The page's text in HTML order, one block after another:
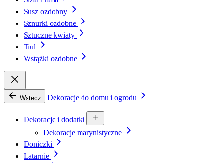
Susz ozdobny
Sznurki ozdobne
Sztuczne kwiaty
Tiul
Wstążki ozdobne
Wstecz Dekoracje do domu i ogrodu
Dekoracje i dodatki
Dekoracje marynistyczne
Doniczki
Latarnie